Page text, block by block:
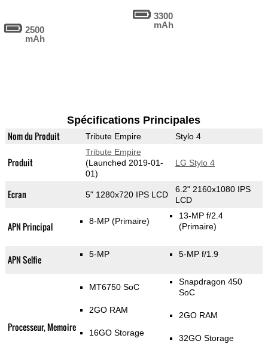
2500
mAh
3300
mAh
Spécifications Principales
Nom du Produit Tribute Empire Stylo 4
Produit
Tribute Empire
(Launched 2019-01-
01)
LG Stylo 4
Ecran 5" 1280x720 IPS LCD
6.2" 2160x1080 IPS
LCD
APN Principal 8-MP (Primaire)
13-MP f/2.4
(Primaire)
APN Selfie 5-MP 5-MP f/1.9
Processeur, Memoire
MT6750 SoC
2GO RAM
16GO Storage
Snapdragon 450
SoC
2GO RAM
32GO Storage